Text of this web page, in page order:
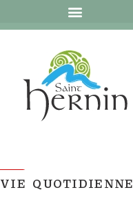
VIE QUOTIDIENNE